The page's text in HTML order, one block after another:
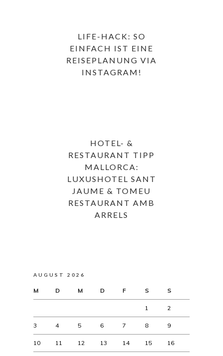
LIFE-HACK: SO
EINFACH IST EINE
REISEPLANUNG VIA
INSTAGRAM!
HOTEL- &
RESTAURANT TIPP
MALLORCA:
LUXUSHOTEL SANT
JAUME & TOMEU
RESTAURANT AMB
ARRELS
AUGUST 2026
M D M D F S S
1 2
3 4 5 6 7 8 9
10 11 12 13 14 15 16